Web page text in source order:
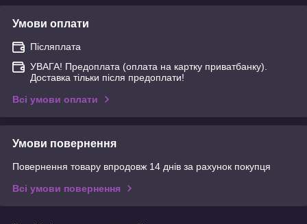
Умови оплати
Післяплата
УВАГА! Предоплата (оплата на картку приватбанку).
Доставка тільки після предоплати!
Всі умови оплати
Умови повернення
Повернення товару впродовж 14 днів за рахунок покупця
Всі умови повернення